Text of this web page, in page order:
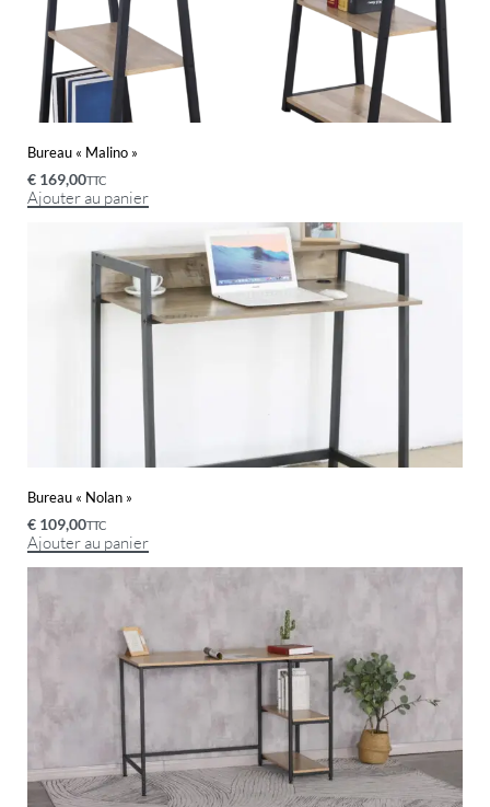
Bureau « Malino »
€ 169,00TTC
Ajouter au panier
Bureau « Nolan »
€ 109,00TTC
Ajouter au panier